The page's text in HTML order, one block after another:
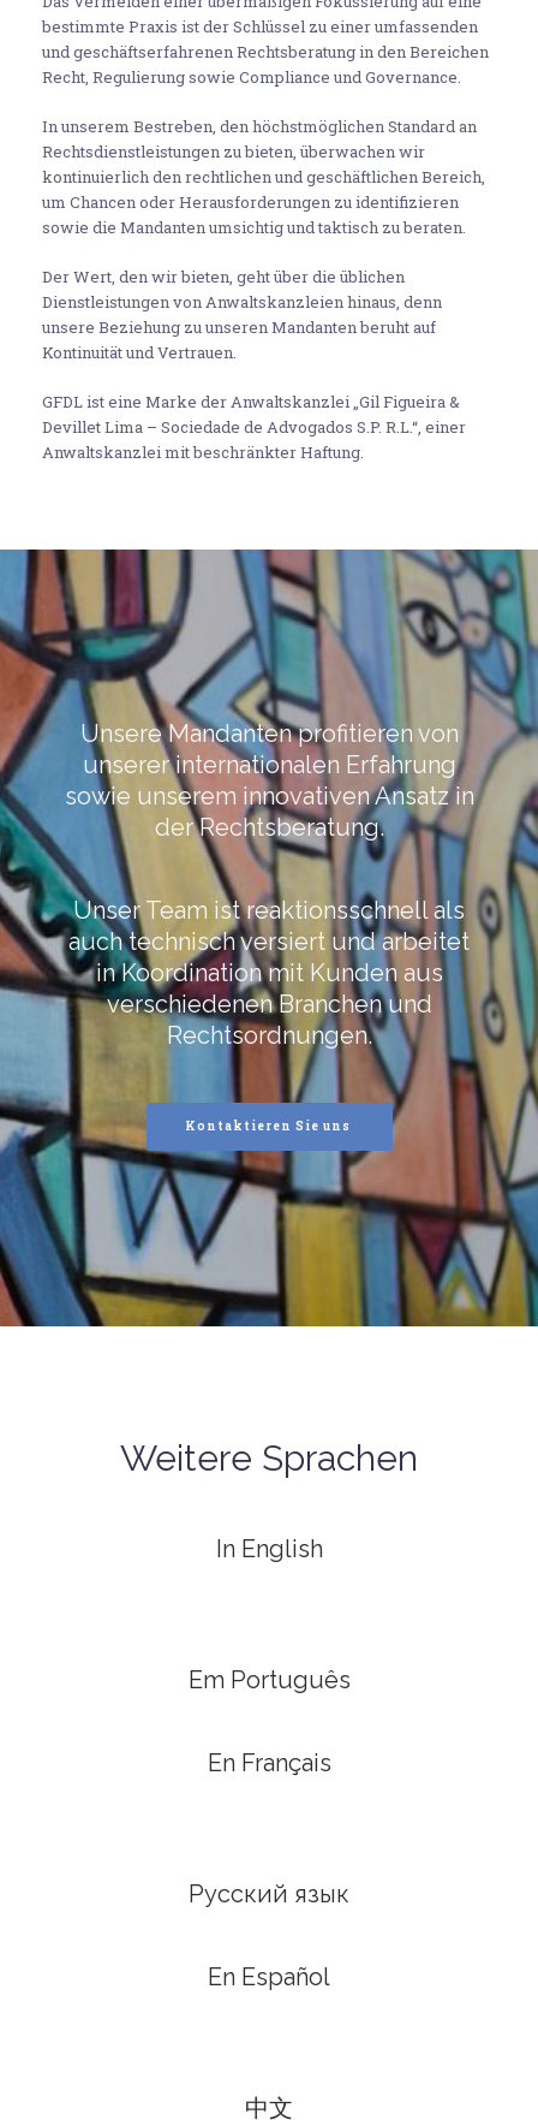
bestimmte Praxis ist der Schlüssel zu einer umfassenden
und geschäftserfahrenen Rechtsberatung in den Bereichen
Recht, Regulierung sowie Compliance und Governance.
In unserem Bestreben, den höchstmöglichen Standard an
Rechtsdienstleistungen zu bieten, überwachen wir
kontinuierlich den rechtlichen und geschäftlichen Bereich,
um Chancen oder Herausforderungen zu identifizieren
sowie die Mandanten umsichtig und taktisch zu beraten.
Der Wert, den wir bieten, geht über die üblichen
Dienstleistungen von Anwaltskanzleien hinaus, denn
unsere Beziehung zu unseren Mandanten beruht auf
Kontinuität und Vertrauen.
GFDL ist eine Marke der Anwaltskanzlei „Gil Figueira &
Devillet Lima – Sociedade de Advogados S.P. R.L.“, einer
Anwaltskanzlei mit beschränkter Haftung.
Unsere Mandanten profitieren von
unserer internationalen Erfahrung
sowie unserem innovativen Ansatz in
der Rechtsberatung.
Unser Team ist reaktionsschnell als
auch technisch versiert und arbeitet
in Koordination mit Kunden aus
verschiedenen Branchen und
Rechtsordnungen.
Kontaktieren Sie uns
Weitere Sprachen
In English
Em Português
En Français
Русский язык
En Español
中文